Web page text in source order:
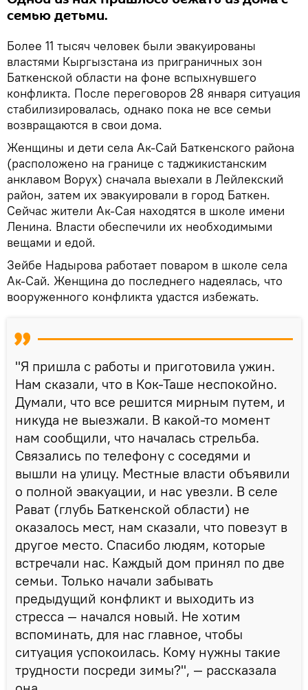
семью детьми.
Более 11 тысяч человек были эвакуированы
властями Кыргызстана из приграничных зон
Баткенской области на фоне вспыхнувшего
конфликта. После переговоров 28 января ситуация
стабилизировалась, однако пока не все семьи
возвращаются в свои дома.
Женщины и дети села Ак-Сай Баткенского района
(расположено на границе с таджикистанским
анклавом Ворух) сначала выехали в Лейлекский
район, затем их эвакуировали в город Баткен.
Сейчас жители Ак-Сая находятся в школе имени
Ленина. Власти обеспечили их необходимыми
вещами и едой.
Зейбе Надырова работает поваром в школе села
Ак-Сай. Женщина до последнего надеялась, что
вооруженного конфликта удастся избежать.
"Я пришла с работы и приготовила ужин.
Нам сказали, что в Кок-Таше неспокойно.
Думали, что все решится мирным путем, и
никуда не выезжали. В какой-то момент
нам сообщили, что началась стрельба.
Связались по телефону с соседями и
вышли на улицу. Местные власти объявили
о полной эвакуации, и нас увезли. В селе
Рават (глубь Баткенской области) не
оказалось мест, нам сказали, что повезут в
другое место. Спасибо людям, которые
встречали нас. Каждый дом принял по две
семьи. Только начали забывать
предыдущий конфликт и выходить из
стресса — начался новый. Не хотим
вспоминать, для нас главное, чтобы
ситуация успокоилась. Кому нужны такие
трудности посреди зимы?", — рассказала